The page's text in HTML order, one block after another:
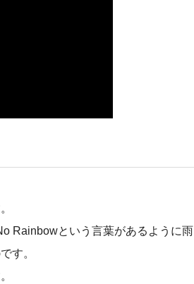
Rainbowという言葉があるように雨
す。